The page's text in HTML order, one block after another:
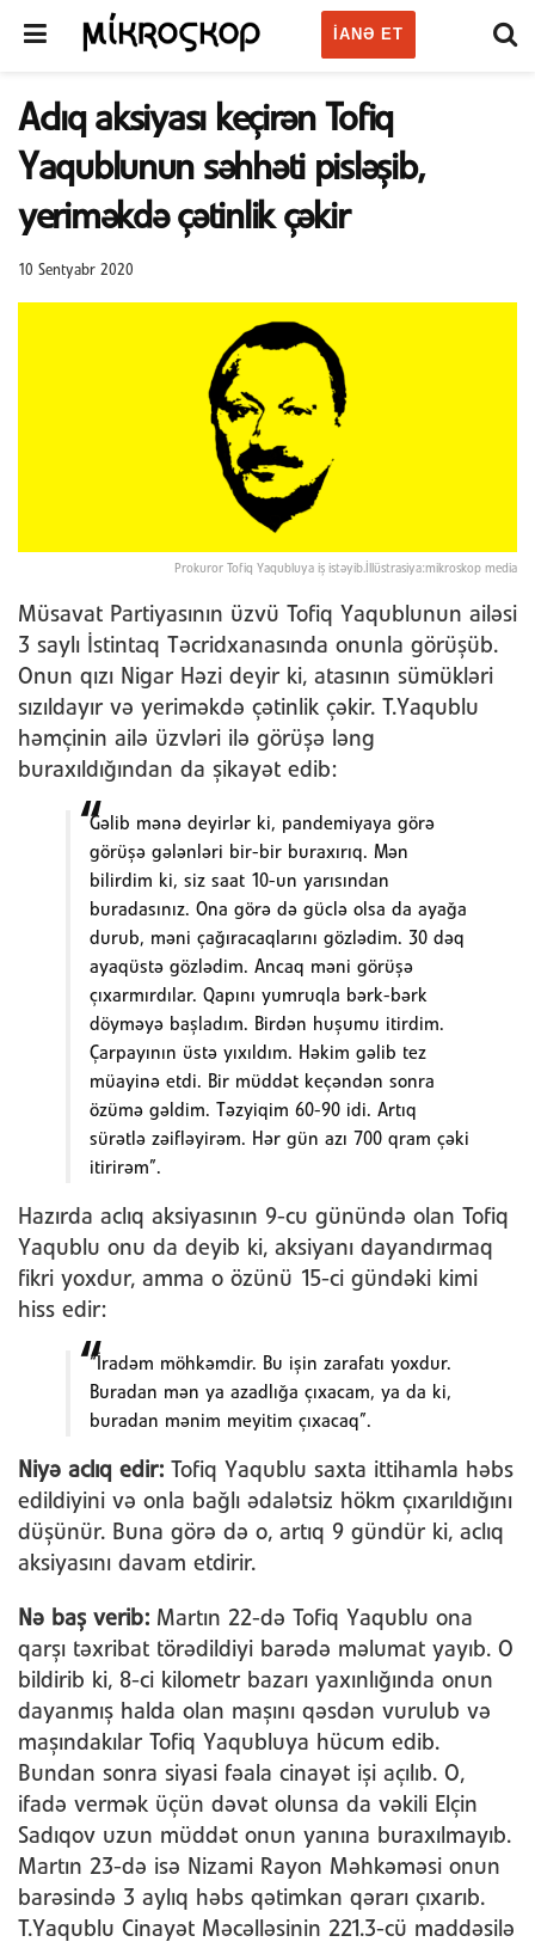
IANƏ ET
Aclıq aksiyası keçirən Tofiq
Yaqublunun səhhəti pisləşib,
yeriməkdə çətinlik çəkir
10 Sentyabr 2020
Prokuror Tofiq Yaqubluya iş istəyib.İllüstrasiya:mikroskop media
Müsavat Partiyasının üzvü Tofiq Yaqublunun ailəsi
3 saylı İstintaq Təcridxanasında onunla görüşüb.
Onun qızı Nigar Həzi deyir ki, atasının sümükləri
sızıldayır və yeriməkdə çətinlik çəkir. T.Yaqublu
həmçinin ailə üzvləri ilə görüşə ləng
buraxıldığından da şikayət edib:
Gəlib mənə deyirlər ki, pandemiyaya görə
görüşə gələnləri bir-bir buraxırıq. Mən
bilirdim ki, siz saat 10-un yarısından
buradasınız. Ona görə də güclə olsa da ayağa
durub, məni çağıracaqlarını gözlədim. 30 dəq
ayaqüstə gözlədim. Ancaq məni görüşə
çıxarmırdılar. Qapını yumruqla bərk-bərk
döyməyə başladım. Birdən huşumu itirdim.
Çarpayının üstə yıxıldım. Həkim gəlib tez
müayinə etdi. Bir müddət keçəndən sonra
özümə gəldim. Təzyiqim 60-90 idi. Artıq
sürətlə zəifləyirəm. Hər gün azı 700 qram çəki
itirirəm”.
Hazırda aclıq aksiyasının 9-cu günündə olan Tofiq
Yaqublu onu da deyib ki, aksiyanı dayandırmaq
fikri yoxdur, amma o özünü 15-ci gündəki kimi
hiss edir:
“İradəm möhkəmdir. Bu işin zarafatı yoxdur.
Buradan mən ya azadlığa çıxacam, ya da ki,
buradan mənim meyitim çıxacaq”.
Niyə aclıq edir: Tofiq Yaqublu saxta ittihamla həbs
edildiyini və onla bağlı ədalətsiz hökm çıxarıldığını
düşünür. Buna görə də o, artıq 9 gündür ki, aclıq
aksiyasını davam etdirir.
Nə baş verib: Martın 22-də Tofiq Yaqublu ona
qarşı təxribat törədildiyi barədə məlumat yayıb. O
bildirib ki, 8-ci kilometr bazarı yaxınlığında onun
dayanmış halda olan maşını qəsdən vurulub və
maşındakılar Tofiq Yaqubluya hücum edib.
Bundan sonra siyasi fəala cinayət işi açılıb. O,
ifadə vermək üçün dəvət olunsa da vəkili Elçin
Sadıqov uzun müddət onun yanına buraxılmayıb.
Martın 23-də isə Nizami Rayon Məhkəməsi onun
barəsində 3 aylıq həbs qətimkan qərarı çıxarıb.
T.Yaqublu Cinayət Məcəlləsinin 221.3-cü maddəsilə